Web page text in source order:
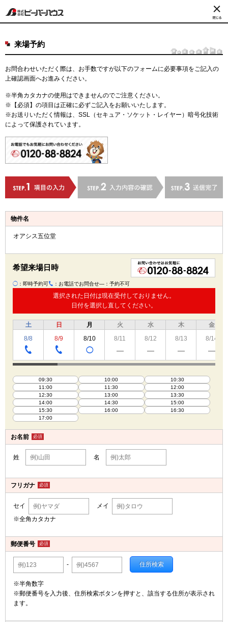
来場予約
お問合わせいただく際は、お手数ですが以下のフォームに必要事項をご記入の
上確認画面へお進みください。
※半角カタカナの使用はできませんのでご注意ください。
※【必須】の項目は正確に必ずご記入をお願いいたします。
※お送りいただく情報は、SSL（セキュア・ソケット・レイヤー）暗号化技術
によって保護されています。
物件名
オアシス五位堂
希望来場日時
◯ ：即時予約可 TEL
：お電話でお問合せ―：予約不可
選択された日付は現在受付しておりません。
日付を選択し直してください。
土
8/8
TEL
日
8/9
TEL
月
8/10
◯
火
8/11
―
水
8/12
―
木
8/13
―
金
8/14
―
09:30 10:00
10:30
11:00
11:30
12:00
12:30
13:00
13:30
14:00
14:30
15:00
15:30
16:00
16:30
17:00
お名前 必須
姓 名
フリガナ 必須
セイ
メイ
※全角カタカナ
郵便番号 必須
- 住所検索
※半角数字
※郵便番号を入力後、住所検索ボタンを押すと、該当する住所が表示され
ます。